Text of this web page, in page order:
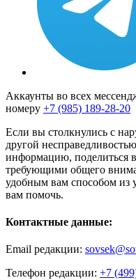
Аккаунты во всех
номеру +7 (985) 189-28-20
Если вы столкнулись с
другой
информацию, поделиться
требующими общего
удобным вам способом из
вам помочь.
Контактные данные:
Email редакции:
Телефон редакции: +7